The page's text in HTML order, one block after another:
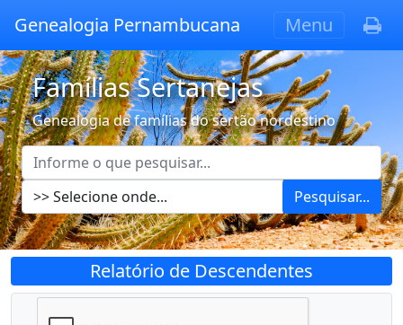
Genealogia Pernambucana Menu
Famílias Sertanejas
Genealogia de famílias do sertão nordestino
Pesquisar...
Relatório de Descendentes